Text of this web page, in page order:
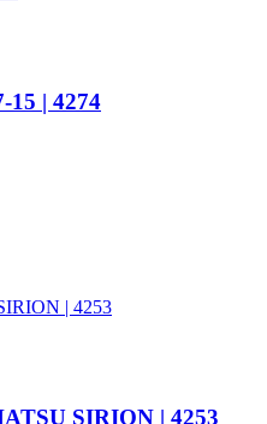
| 4274
SIRION | 4253